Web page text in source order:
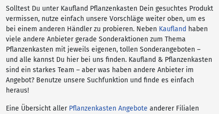
Solltest Du unter Kaufland Pflanzenkasten Dein gesuchtes Produkt
vermissen, nutze einfach unsere Vorschläge weiter oben, um es
bei einem anderen Händler zu probieren. Neben Kaufland haben
viele andere Anbieter gerade Sonderaktionen zum Thema
Pflanzenkasten mit jeweils eigenen, tollen Sonderangeboten –
und alle kannst Du hier bei uns finden. Kaufland & Pflanzenkasten
sind ein starkes Team – aber was haben andere Anbieter im
Angebot? Benutze unsere Suchfunktion und finde es einfach
heraus!
Eine Übersicht aller Pflanzenkasten Angebote anderer Filialen